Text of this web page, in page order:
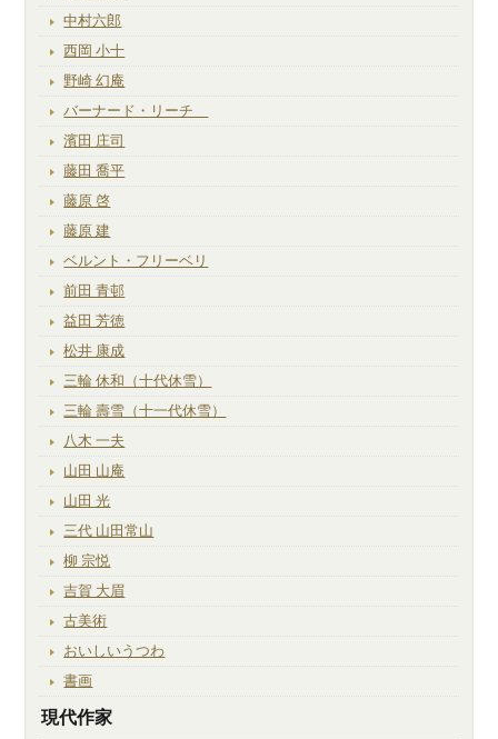
中村六郎
西岡 小十
野崎 幻庵
バーナード・リーチ
濱田 庄司
藤田 喬平
藤原 啓
藤原 建
ベルント・フリーベリ
前田 青邨
益田 芳徳
松井 康成
三輪 休和（十代休雪）
三輪 壽雪（十一代休雪）
八木 一夫
山田 山庵
山田 光
三代 山田常山
柳 宗悦
吉賀 大眉
古美術
おいしいうつわ
書画
現代作家